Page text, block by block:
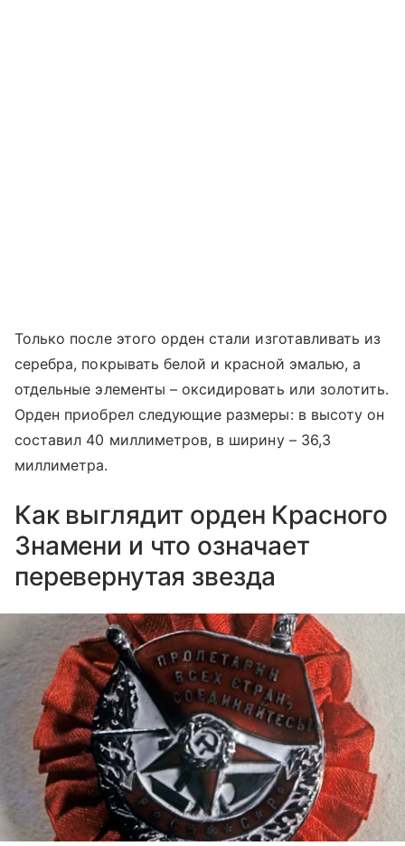
Только после этого орден стали изготавливать из
серебра, покрывать белой и красной эмалью, а
отдельные элементы – оксидировать или золотить.
Орден приобрел следующие размеры: в высоту он
составил 40 миллиметров, в ширину – 36,3
миллиметра.
Как выглядит орден Красного
Знамени и что означает
перевернутая звезда